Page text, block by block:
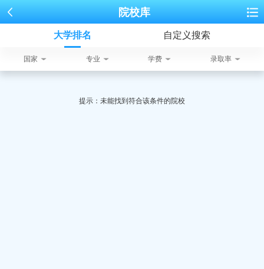
院校库
大学排名 自定义搜索
国家 专业 学费 录取率
提示：未能找到符合该条件的院校